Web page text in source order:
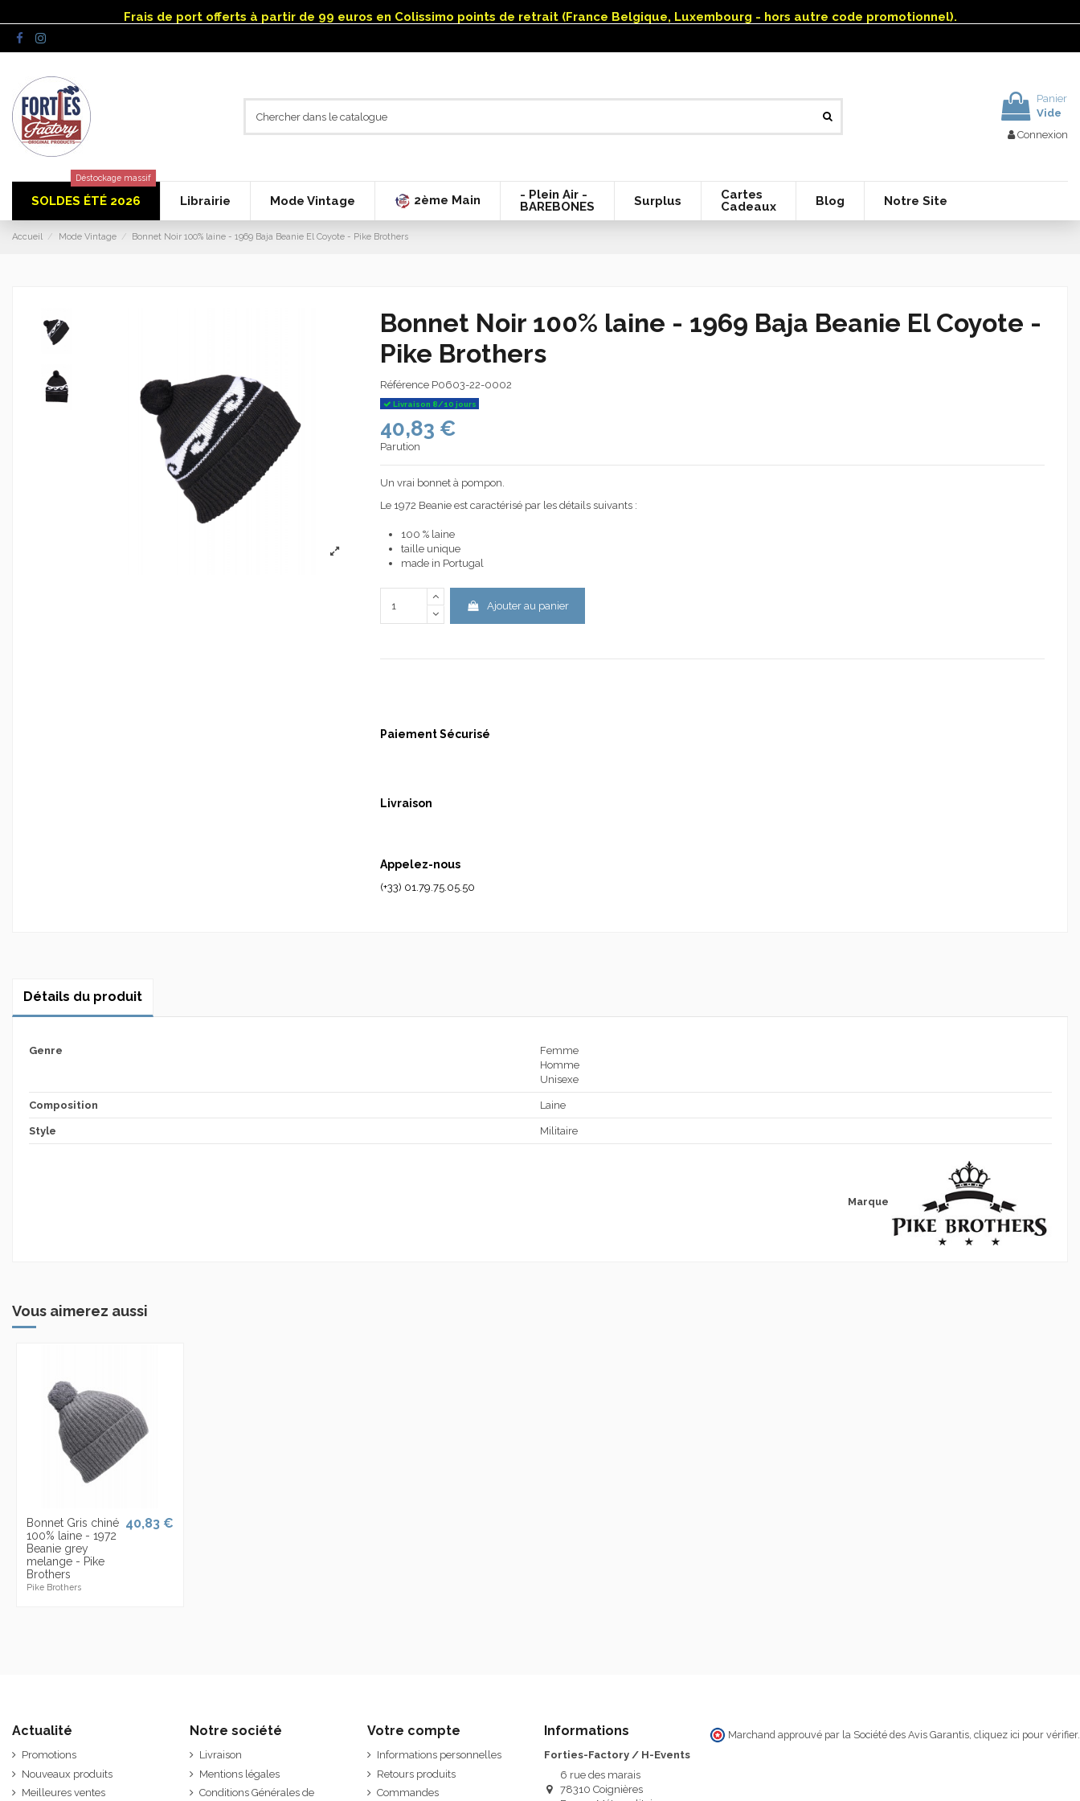
Frais de port offerts à partir de 99 euros en Colissimo points de retrait (France Belgique, Luxembourg - hors autre code promotionnel).
Panier
Vide
Connexion
SOLDES ÉTÉ 2026
Déstockage massif
Librairie Mode Vintage 2ème Main
- Plein Air -
BAREBONES
Surplus
Cartes
Cadeaux
Blog Notre Site
Accueil Mode Vintage Bonnet Noir 100% laine - 1969 Baja Beanie El Coyote - Pike Brothers
Bonnet Noir 100% laine - 1969 Baja Beanie El Coyote -
Pike Brothers
Référence P0603-22-0002
Livraison 8/10 jours
40,83 €
Parution
Un vrai bonnet à pompon.
Le 1972 Beanie est caractérisé par les détails suivants :
100 % laine
taille unique
made in Portugal
Ajouter au panier
Paiement Sécurisé
Livraison
Appelez-nous
(+33) 01.79.75.05.50
Détails du produit
Genre
Femme
Homme
Unisexe
Composition Laine
Style Militaire
Marque
Vous aimerez aussi
Bonnet Gris chiné
100% laine - 1972
Beanie grey
melange - Pike
Brothers
Pike Brothers
40,83 €
Actualité
Promotions
Nouveaux produits
Meilleures ventes
Notre société
Livraison
Mentions légales
Conditions Générales de
Votre compte
Informations personnelles
Retours produits
Commandes
Informations
Forties-Factory / H-Events
6 rue des marais
78310 Coignières
Marchand approuvé par la Société des Avis Garantis, cliquez ici pour vérifier.